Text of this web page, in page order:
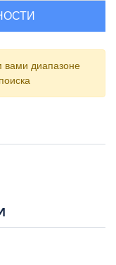
вами диапазоне